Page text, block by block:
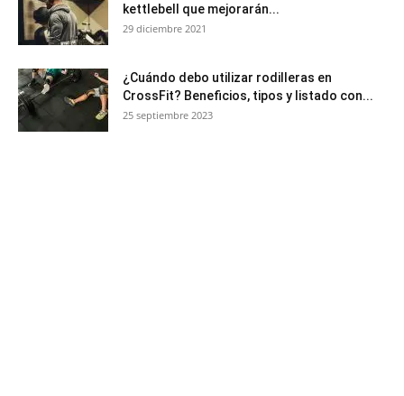
kettlebell que mejorarán...
29 diciembre 2021
¿Cuándo debo utilizar rodilleras en
CrossFit? Beneficios, tipos y listado con...
25 septiembre 2023